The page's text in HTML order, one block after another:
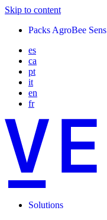
Skip to content
Packs AgroBee Sens
es
ca
pt
it
en
fr
Solutions